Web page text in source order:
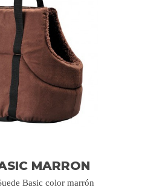
MARRON
Basic color marrón